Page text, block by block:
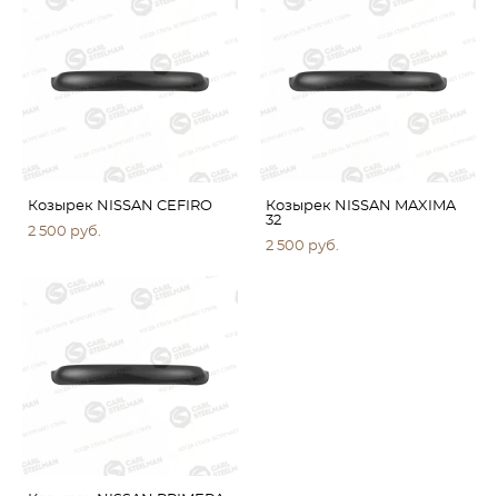
Козырек NISSAN CEFIRO
2 500 pуб.
Козырек NISSAN MAXIMA
32
2 500 pуб.